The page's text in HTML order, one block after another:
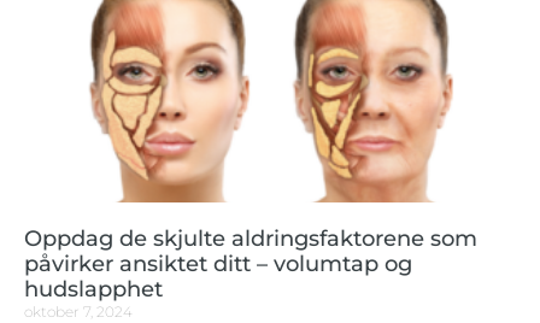
Oppdag de skjulte aldringsfaktorene som
påvirker ansiktet ditt – volumtap og
hudslapphet
oktober 7, 2024